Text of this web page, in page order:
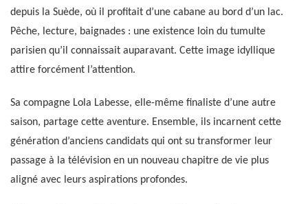
depuis la Suède, où il profitait d’une cabane au bord d’un lac.
Pêche, lecture, baignades : une existence loin du tumulte
parisien qu’il connaissait auparavant. Cette image idyllique
attire forcément l’attention.
Sa compagne Lola Labesse, elle-même finaliste d’une autre
saison, partage cette aventure. Ensemble, ils incarnent cette
génération d’anciens candidats qui ont su transformer leur
passage à la télévision en un nouveau chapitre de vie plus
aligné avec leurs aspirations profondes.